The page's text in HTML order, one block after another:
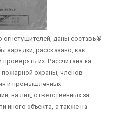
даны составь®
зарядки, рассказано, как
их. Рассчитана на
охраны, членов
и промышленных
на лиц, ответственных за
иного объекта, а также на